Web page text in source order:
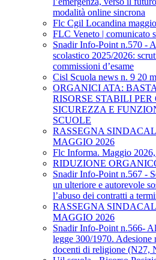
modalità online sincrona
Flc Cgil Locandina
FLC Veneto | comunicato
Snadir Info-Point n.570 -
scolastico 2025/2026:
commissioni d’esame
Cisl Scuola news n. 9 20
ORGANICI ATA:
RISORSE STABILI
SICUREZZA E
SCUOLE
RASSEGNA
MAGGIO 2026
Flc Informa. Maggio
RIDUZIONE
Snadir Info-Point n.567 -
un ulteriore e autorevole
l’abuso dei contratti a
RASSEGNA
MAGGIO 2026
Snadir Info-Point n.566-
legge 300/1970. Adesione
docenti di religione (N27,